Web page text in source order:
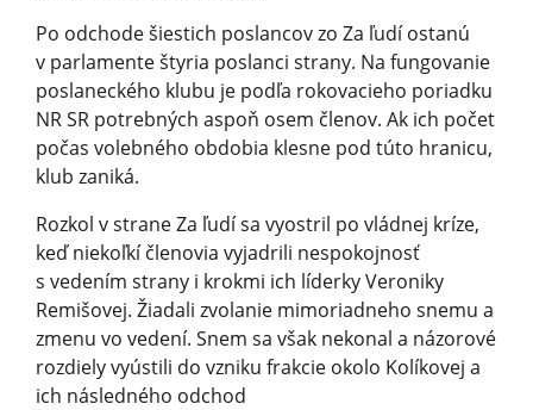
Po odchode šiestich poslancov zo Za ľudí ostanú
v parlamente štyria poslanci strany. Na fungovanie
poslaneckého klubu je podľa rokovacieho poriadku
NR SR potrebných aspoň osem členov. Ak ich počet
počas volebného obdobia klesne pod túto hranicu,
klub zaniká.
Rozkol v strane Za ľudí sa vyostril po vládnej kríze,
keď niekoľkí členovia vyjadrili nespokojnosť
s vedením strany i krokmi ich líderky Veroniky
Remišovej. Žiadali zvolanie mimoriadneho snemu a
zmenu vo vedení. Snem sa však nekonal a názorové
rozdiely vyústili do vzniku frakcie okolo Kolíkovej a
ich následného odchod